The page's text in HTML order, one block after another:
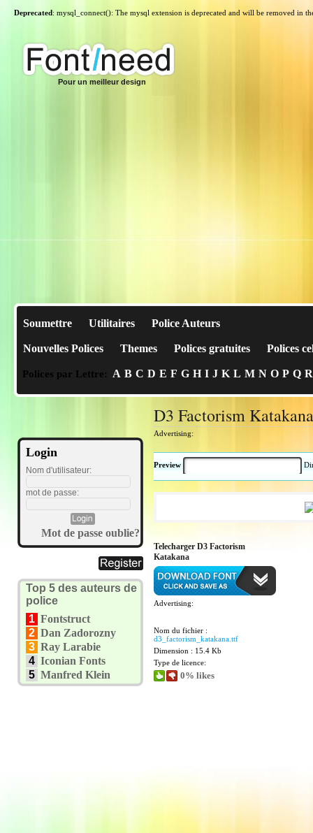
Deprecated: mysql_connect(): The mysql extension is deprecated and will be removed in
Pour un meilleur design
Soumettre Utilitaires Police Auteurs
Nouvelles Polices Themes Polices gratuites Polices
Polices par Lettre: A B C D E F G H I J K L M N O P Q R
Login
Nom d'utilisateur:
mot de passe:
Mot de passe oublie?
Top 5 des auteurs de
police
1 Fontstruct
2 Dan Zadorozny
3 Ray Larabie
4 Iconian Fonts
5 Manfred Klein
D3 Factorism Katakana
Advertising:
Preview
Telecharger D3 Factorism
Katakana
Advertising:
Nom du fichier :
d3_factorism_katakana.ttf
Dimension : 15.4 Kb
Type de licence:
0% likes